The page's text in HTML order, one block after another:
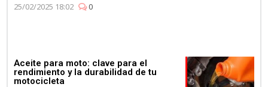
25/02/2025 18:02
0
Aceite para moto: clave para el
rendimiento y la durabilidad de tu
motocicleta